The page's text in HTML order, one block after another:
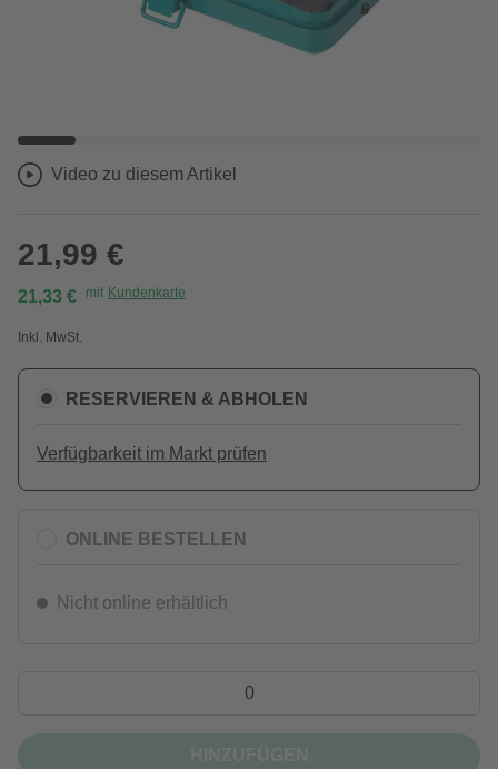
Video zu diesem Artikel
21,99 €
21,33 € mit Kundenkarte
Inkl. MwSt.
RESERVIEREN & ABHOLEN
Verfügbarkeit im Markt prüfen
ONLINE BESTELLEN
Nicht online erhältlich